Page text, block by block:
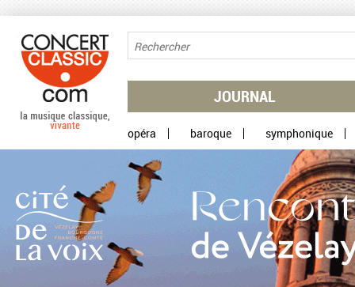
JOURNAL
opéra baroque symphonique